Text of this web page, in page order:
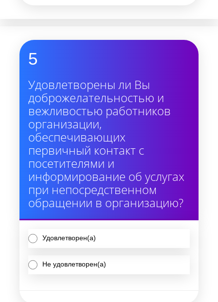
5
Удовлетворены ли Вы
доброжелательностью и
вежливостью работников
организации,
обеспечивающих
первичный контакт с
посетителями и
информирование об услугах
при непосредственном
обращении в организацию?
Удовлетворен(а)
Не удовлетворен(а)